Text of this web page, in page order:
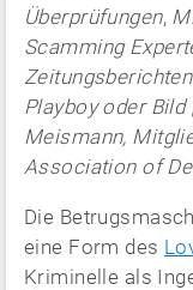
Überprüfungen,
Scamming
Playboy oder
Meismann,
Association of
Die
eine Form des
Kriminelle als